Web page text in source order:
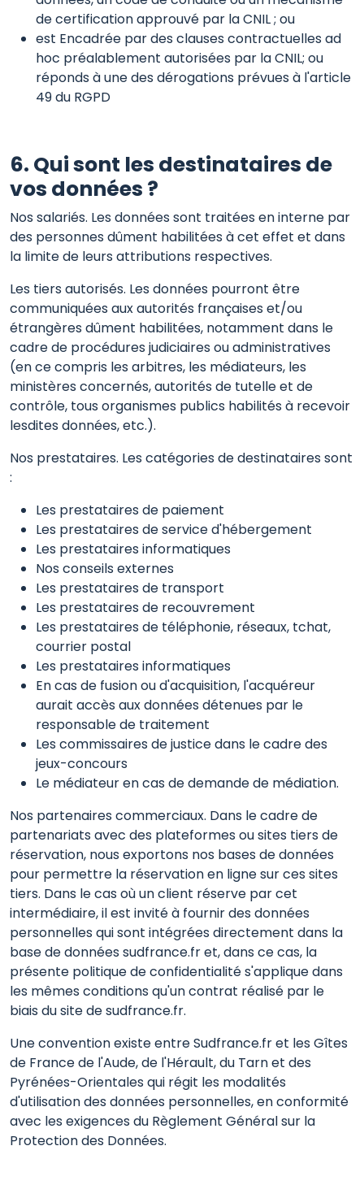
de certification approuvé par la CNIL ; ou
est Encadrée par des clauses contractuelles ad
hoc préalablement autorisées par la CNIL; ou
réponds à une des dérogations prévues à l'article
49 du RGPD
6. Qui sont les destinataires de
vos données ?
Nos salariés. Les données sont traitées en interne par
des personnes dûment habilitées à cet effet et dans
la limite de leurs attributions respectives.
Les tiers autorisés. Les données pourront être
communiquées aux autorités françaises et/ou
étrangères dûment habilitées, notamment dans le
cadre de procédures judiciaires ou administratives
(en ce compris les arbitres, les médiateurs, les
ministères concernés, autorités de tutelle et de
contrôle, tous organismes publics habilités à recevoir
lesdites données, etc.).
Nos prestataires. Les catégories de destinataires sont
:
Les prestataires de paiement
Les prestataires de service d'hébergement
Les prestataires informatiques
Nos conseils externes
Les prestataires de transport
Les prestataires de recouvrement
Les prestataires de téléphonie, réseaux, tchat,
courrier postal
Les prestataires informatiques
En cas de fusion ou d'acquisition, l'acquéreur
aurait accès aux données détenues par le
responsable de traitement
Les commissaires de justice dans le cadre des
jeux-concours
Le médiateur en cas de demande de médiation.
Nos partenaires commerciaux. Dans le cadre de
partenariats avec des plateformes ou sites tiers de
réservation, nous exportons nos bases de données
pour permettre la réservation en ligne sur ces sites
tiers. Dans le cas où un client réserve par cet
intermédiaire, il est invité à fournir des données
personnelles qui sont intégrées directement dans la
base de données sudfrance.fr et, dans ce cas, la
présente politique de confidentialité s'applique dans
les mêmes conditions qu'un contrat réalisé par le
biais du site de sudfrance.fr.
Une convention existe entre Sudfrance.fr et les Gîtes
de France de l'Aude, de l'Hérault, du Tarn et des
Pyrénées-Orientales qui régit les modalités
d'utilisation des données personnelles, en conformité
avec les exigences du Règlement Général sur la
Protection des Données.